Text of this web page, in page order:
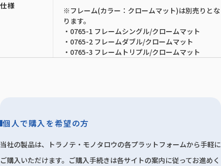
仕様
※フレーム(カラー：クロームマット)は別売りとな
ります。
・0765-1 フレームシングル/クロームマット
・0765-2 フレームダブル/クロームマット
・0765-3 フレームトリプル/クロームマット
個人で購入を希望の方
当社の製品は、トラノテ・モノタロウの各プラットフォームから手軽に
ご購入いただけます。ご購入手続きは各サイトの案内に従ってお進めく